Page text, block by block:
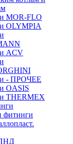
MOR-FLO
OLYMPIA
ACV
- ПРОЧЕЕ
OASIS
THERMEX
фитинги